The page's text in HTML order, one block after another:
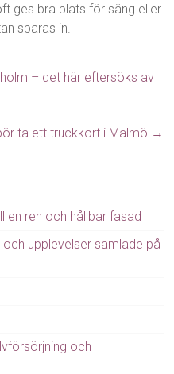
ges bra plats för säng eller
sparas in.
– det här eftersöks av
ta ett truckkort i Malmö →
en ren och hållbar fasad
upplevelser samlade på
och